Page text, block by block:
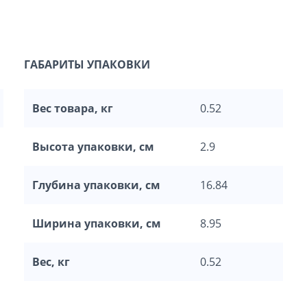
ГАБАРИТЫ УПАКОВКИ
Вес товара, кг 0.52
Высота упаковки, см 2.9
Глубина упаковки, см 16.84
Ширина упаковки, см 8.95
Вес, кг 0.52